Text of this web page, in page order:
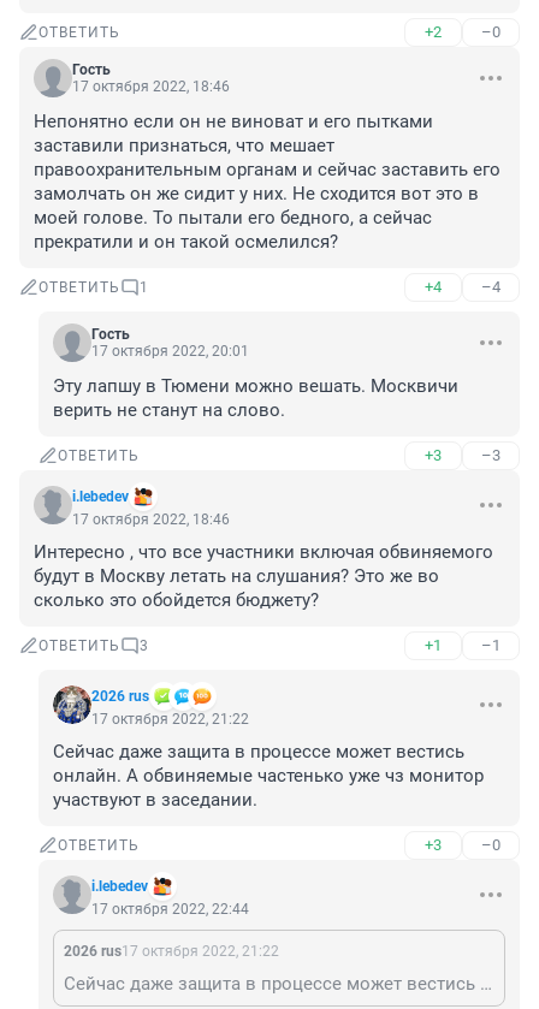
ОТВЕТИТЬ +2 –0
Гость
17 октября 2022, 18:46
Непонятно если он не виноват и его пытками
заставили признаться, что мешает
правоохранительным органам и сейчас заставить его
замолчать он же сидит у них. Не сходится вот это в
моей голове. То пытали его бедного, а сейчас
прекратили и он такой осмелился?
ОТВЕТИТЬ 1 +4 –4
Гость
17 октября 2022, 20:01
Эту лапшу в Тюмени можно вешать. Москвичи
верить не станут на слово.
ОТВЕТИТЬ +3 –3
i.lebedev
17 октября 2022, 18:46
Интересно , что все участники включая обвиняемого
будут в Москву летать на слушания? Это же во
сколько это обойдется бюджету?
ОТВЕТИТЬ 3 +1 –1
2026 rus
17 октября 2022, 21:22
Сейчас даже защита в процессе может вестись
онлайн. А обвиняемые частенько уже чз монитор
участвуют в заседании.
ОТВЕТИТЬ +3 –0
i.lebedev
17 октября 2022, 22:44
2026 rus17 октября 2022, 21:22
Сейчас даже защита в процессе может вестись онлайн. А обвиняемые частенько уже чз монитор участвуют в заседании.